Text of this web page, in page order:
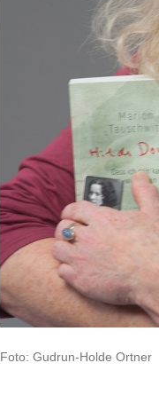
Foto: Gudrun-Holde Ortner